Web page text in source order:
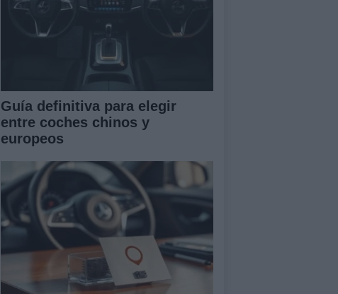
Guía definitiva para elegir
entre coches chinos y
europeos